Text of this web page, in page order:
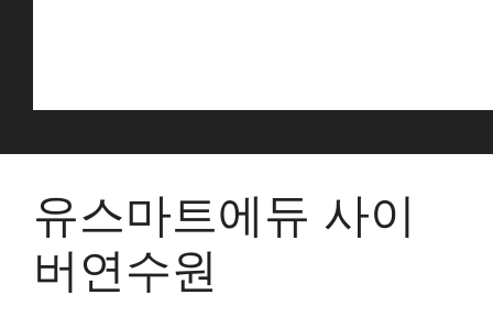
유스마트에듀 사이
버연수원